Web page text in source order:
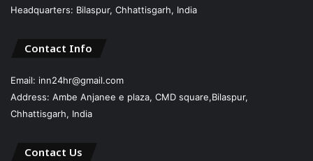
Headquarters: Bilaspur, Chhattisgarh, India
Contact Info
Email: inn24hr@gmail.com
Address: Ambe Anjanee e plaza, CMD square,Bilaspur,
Chhattisgarh, India
Contact Us